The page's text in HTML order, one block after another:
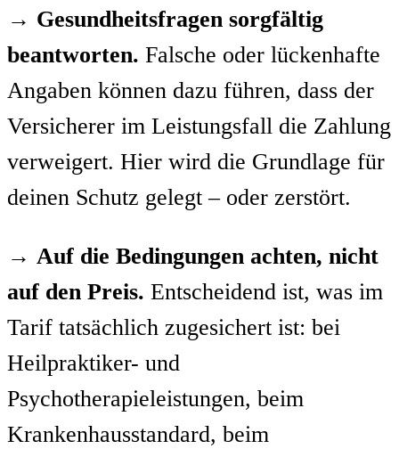
→ Gesundheitsfragen sorgfältig
beantworten. Falsche oder lückenhafte
Angaben können dazu führen, dass der
Versicherer im Leistungsfall die Zahlung
verweigert. Hier wird die Grundlage für
deinen Schutz gelegt – oder zerstört.
→ Auf die Bedingungen achten, nicht
auf den Preis. Entscheidend ist, was im
Tarif tatsächlich zugesichert ist: bei
Heilpraktiker- und
Psychotherapieleistungen, beim
Krankenhausstandard, beim